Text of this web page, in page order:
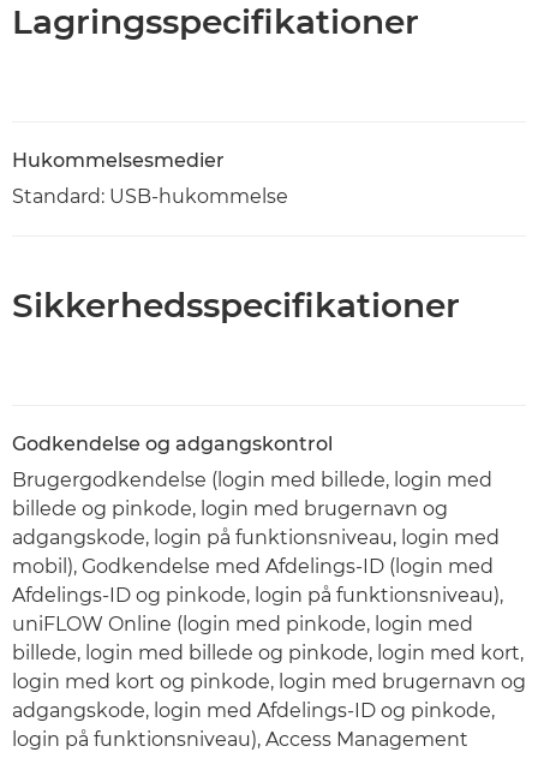
Lagringsspecifikationer
Hukommelsesmedier
Standard: USB-hukommelse
Sikkerhedsspecifikationer
Godkendelse og adgangskontrol
Brugergodkendelse (login med billede, login med
billede og pinkode, login med brugernavn og
adgangskode, login på funktionsniveau, login med
mobil), Godkendelse med Afdelings-ID (login med
Afdelings-ID og pinkode, login på funktionsniveau),
uniFLOW Online (login med pinkode, login med
billede, login med billede og pinkode, login med kort,
login med kort og pinkode, login med brugernavn og
adgangskode, login med Afdelings-ID og pinkode,
login på funktionsniveau), Access Management